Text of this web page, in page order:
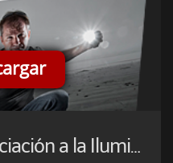
Guía Práctica de Iniciación a la Iluminación